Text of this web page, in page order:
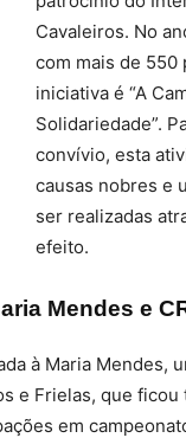
Cavaleiros. No
com mais de 550
iniciativa é “A
Solidariedade”.
convívio, esta
causas nobres e
ser realizadas
efeito.
Mendes e
à Maria Mendes,
e Frielas, que
em